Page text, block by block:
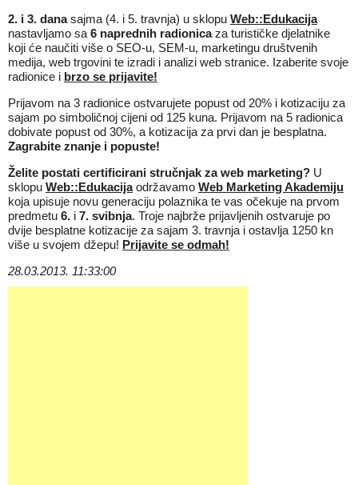
2. i 3. danasajma (4. i 5. travnja) u sklopu Web::Edukacija
nastavljamo sa 6 naprednih radionicaza turističke djelatnike
koji će naučiti više o SEO-u, SEM-u, marketingu društvenih
medija, web trgovini te izradi i analizi web stranice. Izaberite svoje
radionice i brzo se prijavite!
Prijavom na 3 radionice ostvarujete popust od 20% i kotizaciju za
sajam po simboličnoj cijeni od 125 kuna. Prijavom na 5 radionica
dobivate popust od 30%, a kotizacija za prvi dan je besplatna.
Zagrabite znanje i popuste!
Želite postati certificirani stručnjak za web marketing? U
sklopu Web::Edukacijaodržavamo Web Marketing Akademiju
koja upisuje novu generaciju polaznika te vas očekuje na prvom
predmetu 6. i 7. svibnja. Troje najbrže prijavljenih ostvaruje po
dvije besplatne kotizacije za sajam 3. travnja i ostavlja 1250 kn
više u svojem džepu! Prijavite se odmah!
28.03.2013. 11:33:00